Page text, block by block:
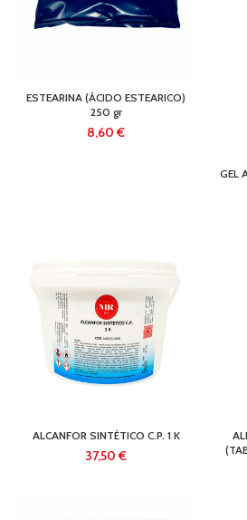
ESTEARINA (ÁCIDO ESTEARICO)
250 gr
€
GEL
ALCANFOR SINTÉTICO C.P. 1 K
€